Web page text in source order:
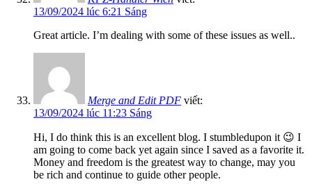
13/09/2024 lúc 6:21 Sáng
Great article. I’m dealing with some of these issues as well..
Merge and Edit PDF viết:
13/09/2024 lúc 11:23 Sáng
Hi, I do think this is an excellent blog. I stumbledupon it 😉 I
am going to come back yet again since I saved as a favorite it.
Money and freedom is the greatest way to change, may you
be rich and continue to guide other people.